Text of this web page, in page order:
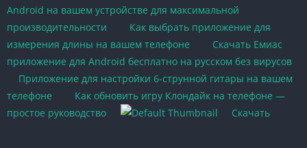
Android на вашем устройстве для максимальной
производительности
Как выбрать приложение для
измерения длины на вашем телефоне
Скачать Емиас
приложение для Android бесплатно на русском без вирусов
Приложение для настройки 6-струнной гитары на вашем
телефоне
Как обновить игру Клондайк на телефоне —
простое руководство
Скачать